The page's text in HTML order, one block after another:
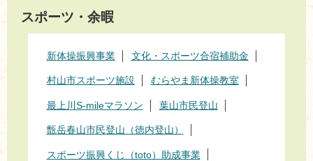
スポーツ・余暇
新体操振興事業 文化・スポーツ合宿補助金
村山市スポーツ施設 むらやま新体操教室
最上川S-mileマラソン 葉山市民登山
甑岳春山市民登山（徳内登山）
スポーツ振興くじ（toto）助成事業